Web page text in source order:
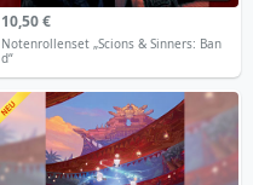
10,50 €
Notenrollenset „Scions & Sinners: Ban
d“